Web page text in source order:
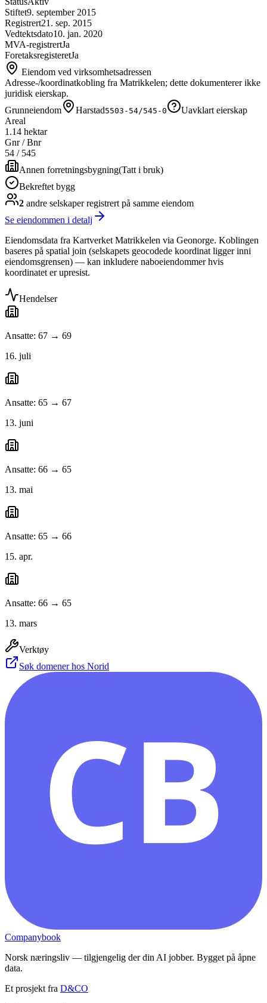
Stiftet9. september 2015
Registrert21. sep. 2015
Vedtektsdato10. jan. 2020
MVA-registrertJa
ForetaksregisteretJa
Eiendom ved virksomhetsadressen
Adresse-/koordinatkobling fra Matrikkelen; dette dokumenterer ikke
juridisk eierskap.
Grunneiendom
Harstad5503-54/545-0
Uavklart eierskap
Areal
1.14 hektar
Gnr / Bnr
54 / 545
Annen forretningsbygning(Tatt i bruk)
Bekreftet bygg
2 andre selskaperregistrert på samme eiendom
Se eiendommen i detalj
Eiendomsdata fra Kartverket Matrikkelen via Geonorge. Koblingen
baseres på spatial join (selskapets geocodede koordinat ligger inni
eiendomsgrensen) — kan inkludere naboeiendommer hvis
koordinatet er upresist.
Hendelser
Ansatte: 67 → 69
16. juli
Ansatte: 65 → 67
13. juni
Ansatte: 66 → 65
13. mai
Ansatte: 65 → 66
15. apr.
Ansatte: 66 → 65
13. mars
Verktøy
Søk domener hos Norid
CB
Companybook
Norsk næringsliv — tilgjengelig der din AI jobber. Bygget på åpne
data.
Et prosjekt fra D&CO